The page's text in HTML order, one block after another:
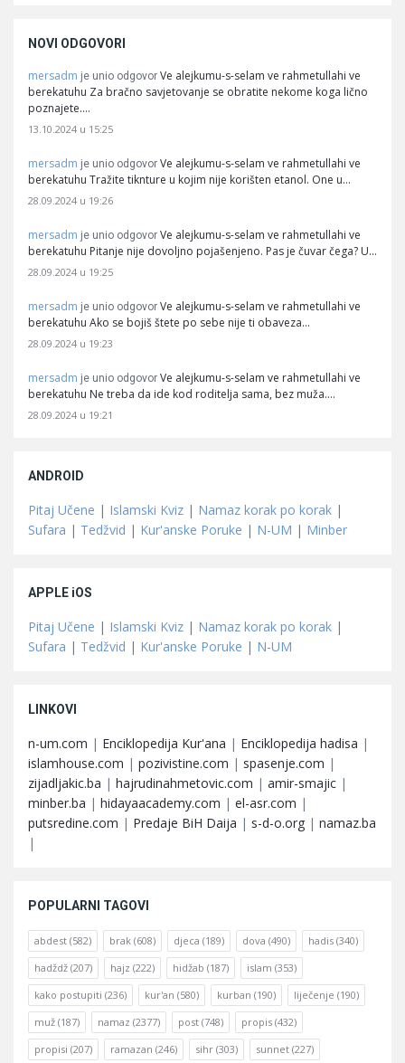
NOVI ODGOVORI
mersadm je unio odgovor Ve alejkumu-s-selam ve rahmetullahi ve
berekatuhu Za bračno savjetovanje se obratite nekome koga lično
poznajete.…
13.10.2024 u 15:25
mersadm je unio odgovor Ve alejkumu-s-selam ve rahmetullahi ve
berekatuhu Tražite tiknture u kojim nije korišten etanol. One u…
28.09.2024 u 19:26
mersadm je unio odgovor Ve alejkumu-s-selam ve rahmetullahi ve
berekatuhu Pitanje nije dovoljno pojašenjeno. Pas je čuvar čega? U…
28.09.2024 u 19:25
mersadm je unio odgovor Ve alejkumu-s-selam ve rahmetullahi ve
berekatuhu Ako se bojiš štete po sebe nije ti obaveza…
28.09.2024 u 19:23
mersadm je unio odgovor Ve alejkumu-s-selam ve rahmetullahi ve
berekatuhu Ne treba da ide kod roditelja sama, bez muža.…
28.09.2024 u 19:21
ANDROID
Pitaj Učene | Islamski Kviz | Namaz korak po korak |
Sufara | Tedžvid | Kur'anske Poruke | N-UM | Minber
APPLE iOS
Pitaj Učene | Islamski Kviz | Namaz korak po korak |
Sufara | Tedžvid | Kur'anske Poruke | N-UM
LINKOVI
n-um.com | Enciklopedija Kur'ana | Enciklopedija hadisa |
islamhouse.com | pozivistine.com | spasenje.com |
zijadljakic.ba | hajrudinahmetovic.com | amir-smajic |
minber.ba | hidayaacademy.com | el-asr.com |
putsredine.com | Predaje BiH Daija | s-d-o.org | namaz.ba
|
POPULARNI TAGOVI
abdest (582) brak (608) djeca (189) dova (490) hadis (340)
hadždž (207) hajz (222) hidžab (187) islam (353)
kako postupiti (236) kur'an (580) kurban (190) liječenje (190)
muž (187) namaz (2377) post (748) propis (432)
propisi (207) ramazan (246) sihr (303) sunnet (227)